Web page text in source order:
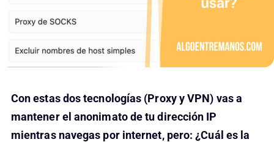
Con estas dos tecnologías (Proxy y VPN) vas a
mantener el anonimato de tu dirección IP
mientras navegas por internet, pero: ¿Cuál es la